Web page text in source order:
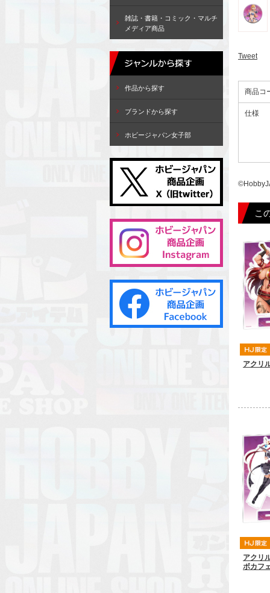
Tweet
商品コ
仕様
こ
アクリ
アクリ
ボカフ
雑誌・書籍・コミック・マルチ
メディア商品
作品から探す
ブランドから探す
ホビージャパン女子部